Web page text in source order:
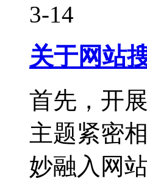
3-14
关于网站
首先，开
主题紧密
妙融入网